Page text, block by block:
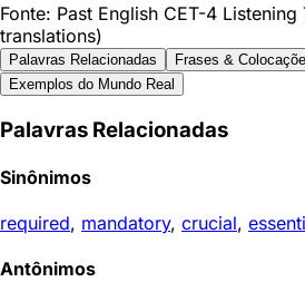
Fonte: Past English CET-4
translations)
Palavras Relacionadas Frases &
Exemplos do Mundo Real
Palavras Relacionadas
Sinônimos
required, mandatory, crucial,
Antônimos